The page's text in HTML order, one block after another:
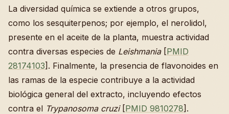
La diversidad química se extiende a otros grupos,
como los sesquiterpenos; por ejemplo, el nerolidol,
presente en el aceite de la planta, muestra actividad
contra diversas especies de Leishmania[PMID
28174103]. Finalmente, la presencia de flavonoides en
las ramas de la especie contribuye a la actividad
biológica general del extracto, incluyendo efectos
contra el Trypanosoma cruzi[PMID 9810278].